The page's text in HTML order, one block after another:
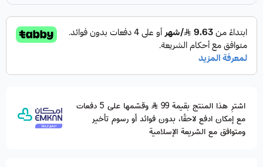
اشترِ هذا المنتج بقيمة 99
وقسّمها على 5 دفعات
مع إمكان ادفع لاحقًا، بدون فوائد أو رسوم تأخير
ومتوافق مع الشريعة الإسلامية